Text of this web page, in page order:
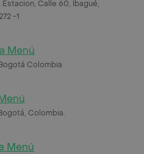
Calle 60, Ibagué,
-1
Menú
Colombia
Colombia.
Menú